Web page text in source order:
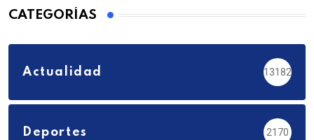
CATEGORÍAS
Actualidad 13182
Deportes 2170